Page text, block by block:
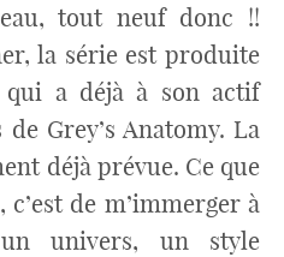
tout neuf donc !!
la série est produite
qui a déjà à son actif
Grey’s Anatomy. La
déjà prévue. Ce que
c’est de m’immerger à
univers, un style